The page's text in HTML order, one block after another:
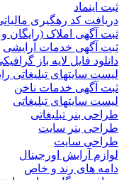
ثبت اینماد
دریافت کد رهگیری
ثبت آگهی املاک (رایگان
ثبت آگهی خدمات آرایشی
دانلود فایل لایه باز
لیست سایتهای تبلیغاتی
ثبت آگهی خدمات ناخن
لیست سایتهای تبلیغاتی
طراحی بنر تبلیغاتی
طراحی بنر سایت
طراحی سایت
لوازم آرایش اورجینال
دامه های رند و خاص